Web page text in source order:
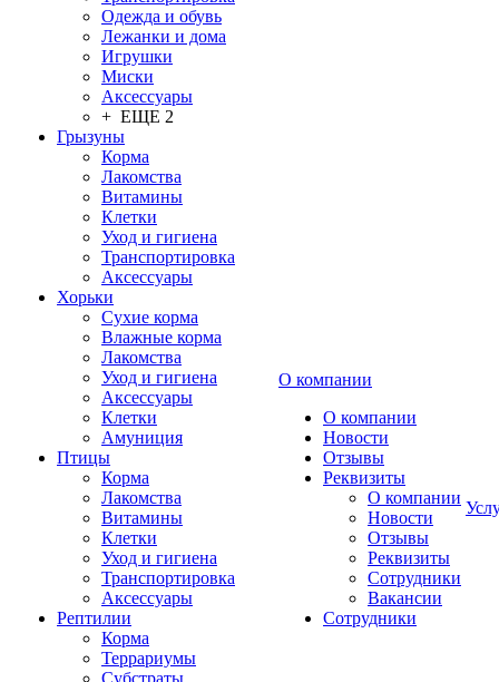
Одежда и обувь
Лежанки и дома
Игрушки
Миски
Аксессуары
+ ЕЩЕ 2
Грызуны
Корма
Лакомства
Витамины
Клетки
Уход и гигиена
Транспортировка
Аксессуары
Хорьки
Сухие корма
Влажные корма
Лакомства
Уход и гигиена
Аксессуары
Клетки
Амуниция
Птицы
Корма
Лакомства
Витамины
Клетки
Уход и гигиена
Транспортировка
Аксессуары
Рептилии
Корма
Террариумы
Субстраты
О компании
О компании
Новости
Отзывы
Реквизиты
О компании
Новости
Отзывы
Реквизиты
Сотрудники
Вакансии
Сотрудники